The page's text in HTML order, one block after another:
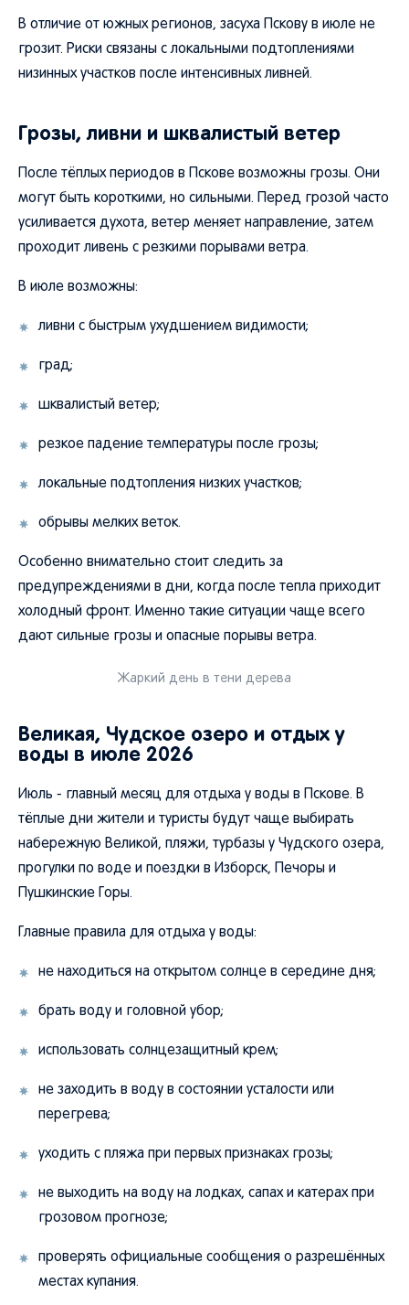
В отличие от южных регионов, засуха Пскову в июле не
грозит. Риски связаны с локальными подтоплениями
низинных участков после интенсивных ливней.
Грозы, ливни и шквалистый ветер
После тёплых периодов в Пскове возможны грозы. Они
могут быть короткими, но сильными. Перед грозой часто
усиливается духота, ветер меняет направление, затем
проходит ливень с резкими порывами ветра.
В июле возможны:
ливни с быстрым ухудшением видимости;
град;
шквалистый ветер;
резкое падение температуры после грозы;
локальные подтопления низких участков;
обрывы мелких веток.
Особенно внимательно стоит следить за
предупреждениями в дни, когда после тепла приходит
холодный фронт. Именно такие ситуации чаще всего
дают сильные грозы и опасные порывы ветра.
Жаркий день в тени дерева
Великая, Чудское озеро и отдых у
воды в июле 2026
Июль - главный месяц для отдыха у воды в Пскове. В
тёплые дни жители и туристы будут чаще выбирать
набережную Великой, пляжи, турбазы у Чудского озера,
прогулки по воде и поездки в Изборск, Печоры и
Пушкинские Горы.
Главные правила для отдыха у воды:
не находиться на открытом солнце в середине дня;
брать воду и головной убор;
использовать солнцезащитный крем;
не заходить в воду в состоянии усталости или
перегрева;
уходить с пляжа при первых признаках грозы;
не выходить на воду на лодках, сапах и катерах при
грозовом прогнозе;
проверять официальные сообщения о разрешённых
местах купания.